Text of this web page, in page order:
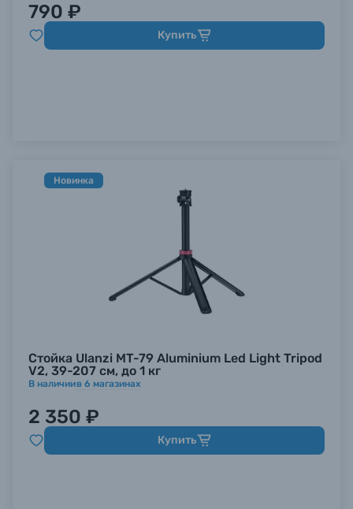
790 ₽
Купить
Новинка
Стойка Ulanzi MT-79 Aluminium Led Light Tripod
V2, 39-207 см, до 1 кг
В наличиив 6 магазинах
2 350 ₽
Купить